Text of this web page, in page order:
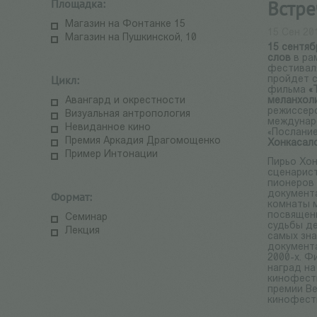
Площадка:
Магазин на Фонтанке 15
Магазин на Пушкинской, 10
Цикл:
Авангард и окрестности
Визуальная антропология
Невиданное кино
Премия Аркадия Драгомощенко
Пример Интонации
Формат:
Семинар
Лекция
15
слов в
пройдет
фильма
Пирьо
пионеров
комнаты
судьбы
самых
2000-х.
наград
премии